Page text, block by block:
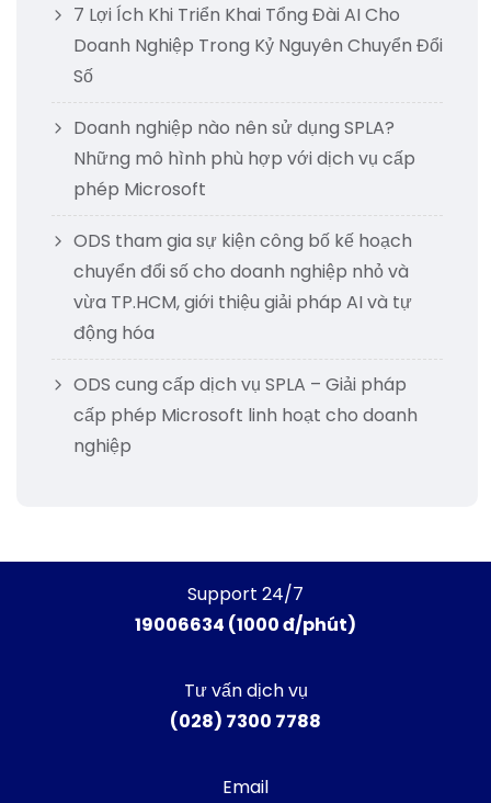
7 Lợi Ích Khi Triển Khai Tổng Đài AI Cho
Doanh Nghiệp Trong Kỷ Nguyên Chuyển Đổi
Số
Doanh nghiệp nào nên sử dụng SPLA?
Những mô hình phù hợp với dịch vụ cấp
phép Microsoft
ODS tham gia sự kiện công bố kế hoạch
chuyển đổi số cho doanh nghiệp nhỏ và
vừa TP.HCM, giới thiệu giải pháp AI và tự
động hóa
ODS cung cấp dịch vụ SPLA – Giải pháp
cấp phép Microsoft linh hoạt cho doanh
nghiệp
Support 24/7
19006634 (1000 đ/phút)
Tư vấn dịch vụ
(028) 7300 7788
Email